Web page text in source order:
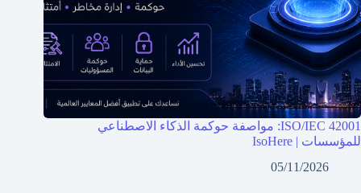
ISO/IEC 42001: مواصفة حوكمة الذكاء الاصطناعي
للمؤسسات | IsoHere
05/11/2026